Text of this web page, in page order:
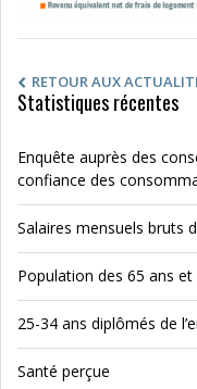
RETOUR AUX
Statistiques récentes
Enquête auprès des
confiance des
Salaires mensuels bruts
Population des 65 ans et
25-34 ans diplômés de
Santé perçue